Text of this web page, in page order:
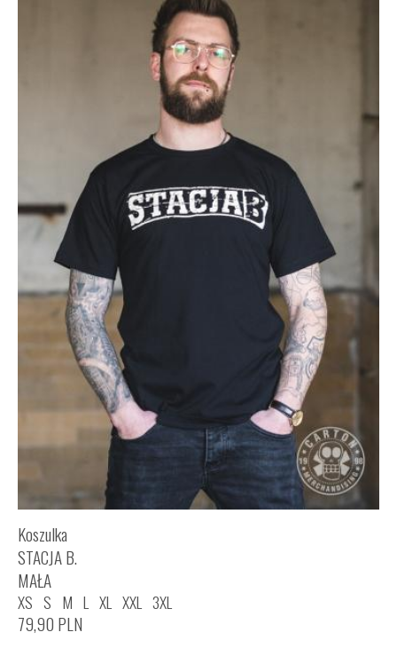
Koszulka
STACJA B.
MAŁA
XS S M L XL XXL 3XL
79,90 PLN